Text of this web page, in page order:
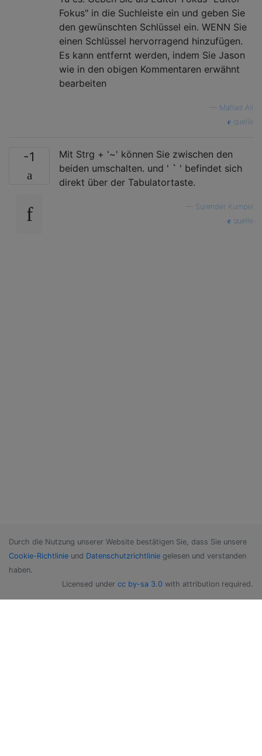
Fokus" in die Suchleiste ein und geben Sie
den gewünschten Schlüssel ein. WENN Sie
einen Schlüssel hervorragend hinzufügen.
Es kann entfernt werden, indem Sie Jason
wie in den obigen Kommentaren erwähnt
bearbeiten
Mahad Ali
quelle
-1
Mit Strg + '~' können Sie zwischen den
beiden umschalten. und ' ` ' befindet sich
direkt über der Tabulatortaste.
Surender Kumpel
quelle
Durch die Nutzung unserer Website bestätigen Sie, dass Sie unsere
Cookie-Richtlinie und Datenschutzrichtlinie gelesen und verstanden
haben.
Licensed under cc by-sa 3.0 with attribution required.